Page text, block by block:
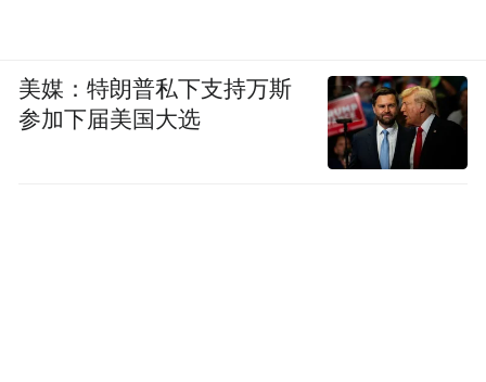
美媒：特朗普私下支持万斯
参加下届美国大选